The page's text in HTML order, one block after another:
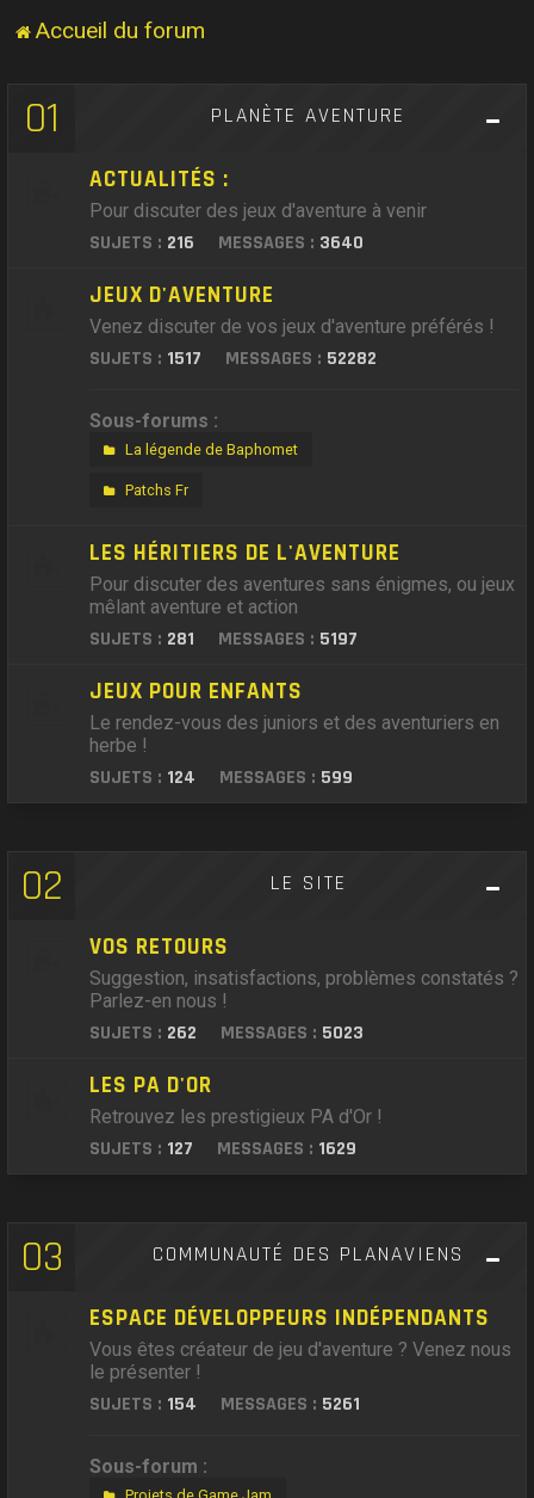
Accueil du forum
01 PLANÈTE AVENTURE
ACTUALITÉS :
Pour discuter des jeux d'aventure à venir
SUJETS : 216 MESSAGES : 3640
JEUX D'AVENTURE
Venez discuter de vos jeux d'aventure préférés !
SUJETS : 1517 MESSAGES : 52282
Sous-forums :
La légende de Baphomet
Patchs Fr
LES HÉRITIERS DE L'AVENTURE
Pour discuter des aventures sans énigmes, ou jeux
mêlant aventure et action
SUJETS : 281 MESSAGES : 5197
JEUX POUR ENFANTS
Le rendez-vous des juniors et des aventuriers en
herbe !
SUJETS : 124 MESSAGES : 599
02 LE SITE
VOS RETOURS
Suggestion, insatisfactions, problèmes constatés ?
Parlez-en nous !
SUJETS : 262 MESSAGES : 5023
LES PA D'OR
Retrouvez les prestigieux PA d'Or !
SUJETS : 127 MESSAGES : 1629
03 COMMUNAUTÉ DES PLANAVIENS
ESPACE DÉVELOPPEURS INDÉPENDANTS
Vous êtes créateur de jeu d'aventure ? Venez nous
le présenter !
SUJETS : 154 MESSAGES : 5261
Sous-forum :